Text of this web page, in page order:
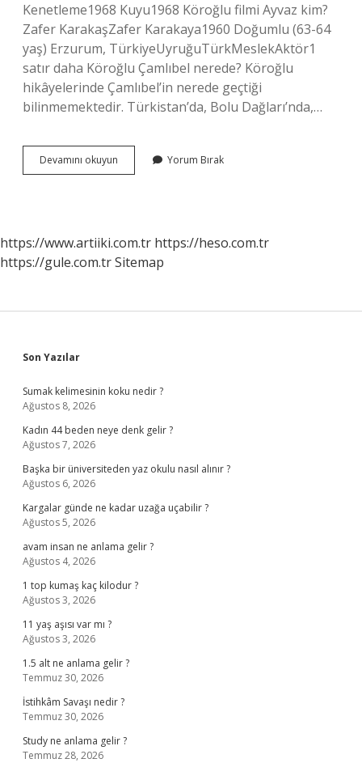
Kenetleme1968 Kuyu1968 Köroğlu filmi Ayvaz kim?
Zafer KarakaşZafer Karakaya1960 Doğumlu (63-64
yaş) Erzurum, TürkiyeUyruğuTürkMeslekAktör1
satır daha Köroğlu Çamlıbel nerede? Köroğlu
hikâyelerinde Çamlıbel’in nerede geçtiği
bilinmemektedir. Türkistan’da, Bolu Dağları’nda,…
Devamını okuyun Köroğlu
Sinema
Yorum Bırak
https://www.artiiki.com.tr https://heso.com.tr
https://gule.com.trSitemap
Sidebar
Son Yazılar
Sumak kelimesinin koku nedir ?
Ağustos 8, 2026
Kadın 44 beden neye denk gelir ?
Ağustos 7, 2026
Başka bir üniversiteden yaz okulu nasıl alınır ?
Ağustos 6, 2026
Kargalar günde ne kadar uzağa uçabilir ?
Ağustos 5, 2026
avam insan ne anlama gelir ?
Ağustos 4, 2026
1 top kumaş kaç kilodur ?
Ağustos 3, 2026
11 yaş aşısı var mı ?
Ağustos 3, 2026
1.5 alt ne anlama gelir ?
Temmuz 30, 2026
İstihkâm Savaşı nedir ?
Temmuz 30, 2026
Study ne anlama gelir ?
Temmuz 28, 2026